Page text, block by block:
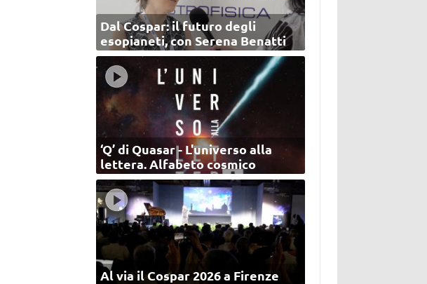
Dal Cospar: il futuro degli
esopianeti, con Serena Benatti
‘Q’ di Quasar - L'universo alla
lettera. Alfabeto cosmico
Al via il Cospar 2026 a Firenze